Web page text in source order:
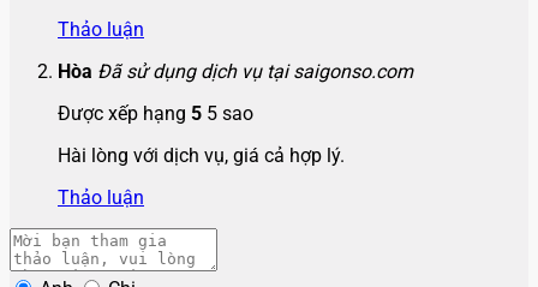
Thảo luận
Hòa Đã sử dụng dịch vụ tại saigonso.com
Được xếp hạng 5 5 sao
Hài lòng với dịch vụ, giá cả hợp lý.
Thảo luận